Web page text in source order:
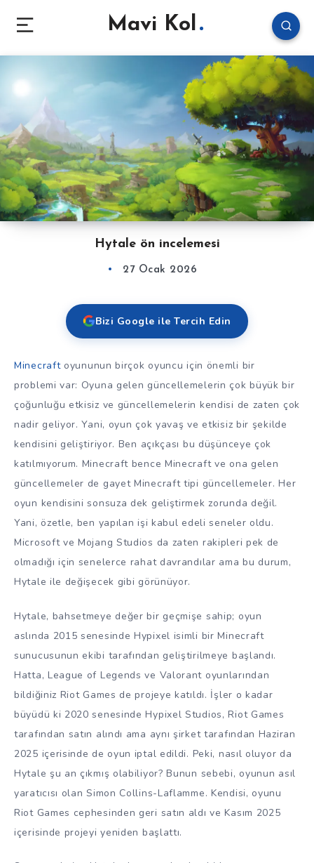
Mavi Kol
Hytale ön incelemesi
27 Ocak 2026
Bizi Google ile Tercih Edin
Minecraftoyununun birçok oyuncu için önemli bir
problemi var: Oyuna gelen güncellemelerin çok büyük bir
çoğunluğu etkisiz ve güncellemelerin kendisi de zaten çok
nadir geliyor. Yani, oyun çok yavaş ve etkisiz bir şekilde
kendisini geliştiriyor. Ben açıkçası bu düşünceye çok
katılmıyorum. Minecraft bence Minecraft ve ona gelen
güncellemeler de gayet Minecraft tipi güncellemeler. Her
oyun kendisini sonsuza dek geliştirmek zorunda değil.
Yani, özetle, ben yapılan işi kabul edeli seneler oldu.
Microsoft ve Mojang Studios da zaten rakipleri pek de
olmadığı için senelerce rahat davrandılar ama bu durum,
Hytale ile değişecek gibi görünüyor.
Hytale, bahsetmeye değer bir geçmişe sahip; oyun
aslında 2015 senesinde Hypixel isimli bir Minecraft
sunucusunun ekibi tarafından geliştirilmeye başlandı.
Hatta, League of Legends ve Valorant oyunlarından
bildiğiniz Riot Games de projeye katıldı. İşler o kadar
büyüdü ki 2020 senesinde Hypixel Studios, Riot Games
tarafından satın alındı ama aynı şirket tarafından Haziran
2025 içerisinde de oyun iptal edildi. Peki, nasıl oluyor da
Hytale şu an çıkmış olabiliyor? Bunun sebebi, oyunun asıl
yaratıcısı olan Simon Collins-Laflamme. Kendisi, oyunu
Riot Games cephesinden geri satın aldı ve Kasım 2025
içerisinde projeyi yeniden başlattı.